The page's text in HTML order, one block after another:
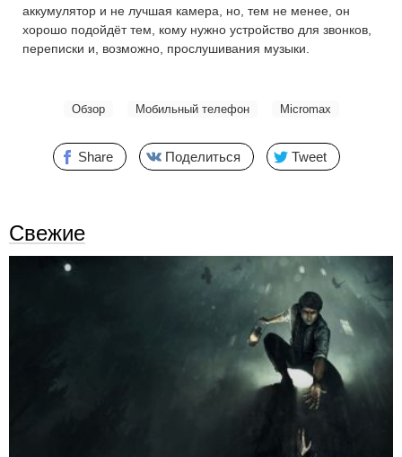
аккумулятор и не лучшая камера, но, тем не менее, он
хорошо подойдёт тем, кому нужно устройство для звонков,
переписки и, возможно, прослушивания музыки.
Обзор Мобильный телефон Micromax
Share Поделиться Tweet
Свежие